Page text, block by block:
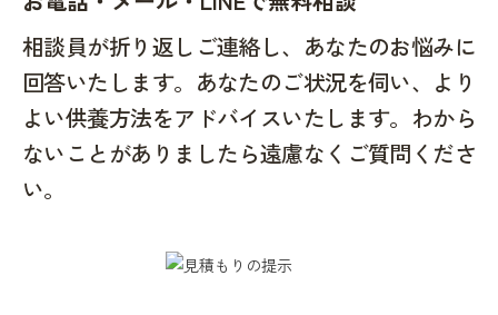
相談員が折り返しご連絡し、あなたのお悩みに
回答いたします。あなたのご状況を伺い、より
よい供養方法をアドバイスいたします。わから
ないことがありましたら遠慮なくご質問くださ
い。